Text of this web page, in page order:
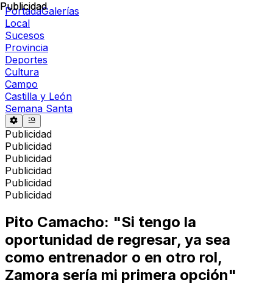
PortadaGalerías
Local
Sucesos
Provincia
Deportes
Cultura
Campo
Castilla y León
Semana Santa
Publicidad
Publicidad
Publicidad
Publicidad
Publicidad
Publicidad
Publicidad
Pito Camacho: "Si tengo la
oportunidad de regresar, ya sea
como entrenador o en otro rol,
Zamora sería mi primera opción"
Publicidad